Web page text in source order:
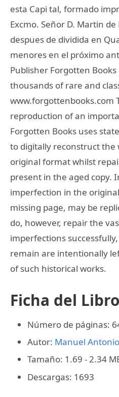
esta Capi tal, formado
Excmo. Señor D. Martin
despues de dividida en
menores en el próximo
Publisher Forgotten
thousands of rare and
www.forgottenbooks.com
reproduction of an
Forgotten Books uses
to digitally reconstruct the
original format whilst
present in the aged copy.
imperfection in the
missing page, may be
do, however, repair the
imperfections
remain are intentionally
of such historical works.
Ficha del Libro
Número de páginas:
Autor: Manuel
Tamaño: 1.69 - 2.34
Descargas: 1693